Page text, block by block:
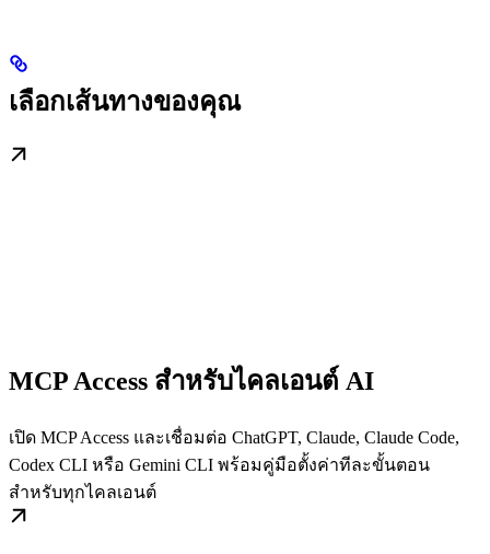
เลือกเส้นทางของคุณ
MCP Access สำหรับไคลเอนต์ AI
เปิด MCP Access และเชื่อมต่อ ChatGPT, Claude, Claude Code,
Codex CLI หรือ Gemini CLI พร้อมคู่มือตั้งค่าทีละขั้นตอน
สำหรับทุกไคลเอนต์